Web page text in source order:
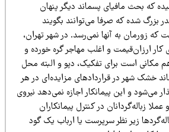
مافیای پسماند دیگر پنهان
شده که صرفا می‌توانند بگویند
به آنها نمی‌رسد. در شهر تهران،
و اغلب مهاجر گره خورده و
است برای تفکیک، دپو و البته محل
شهر در قراردادهای مزایده‌ای در هر
و این پیمانکار اجازه نمی‌دهد نیروی
در کنترل پیمانکاران
زیر نظر سرپرست یا ارباب یک گود